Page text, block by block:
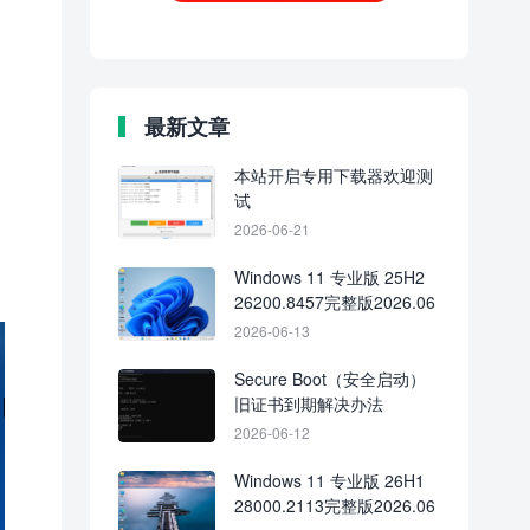
最新文章
本站开启专用下载器欢迎测
试
2026-06-21
Windows 11 专业版 25H2
26200.8457完整版2026.06
2026-06-13
Secure Boot（安全启动）
旧证书到期解决办法
2026-06-12
Windows 11 专业版 26H1
28000.2113完整版2026.06